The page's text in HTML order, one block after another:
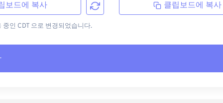
보드에 복사
중인 CDT 으로 변경되었습니다.
클립보드에 복사